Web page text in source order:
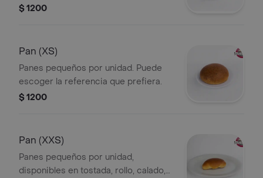
por encima. Se vende por unidad.
$ 1200
Pan (XS)
Panes pequeños por unidad. Puede
escoger la referencia que prefiera.
$ 1200
Pan (XXS)
Panes pequeños por unidad,
disponibles en tostada, rollo, calado,